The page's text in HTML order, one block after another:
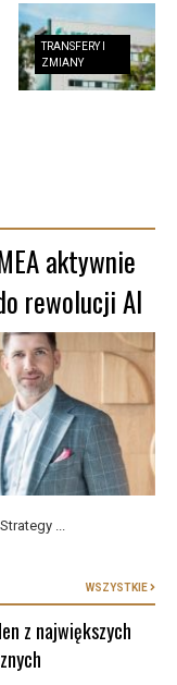
TRANSFERY I
ZMIANY
aktywnie
rewolucji AI
...
WSZYSTKIE
z największych